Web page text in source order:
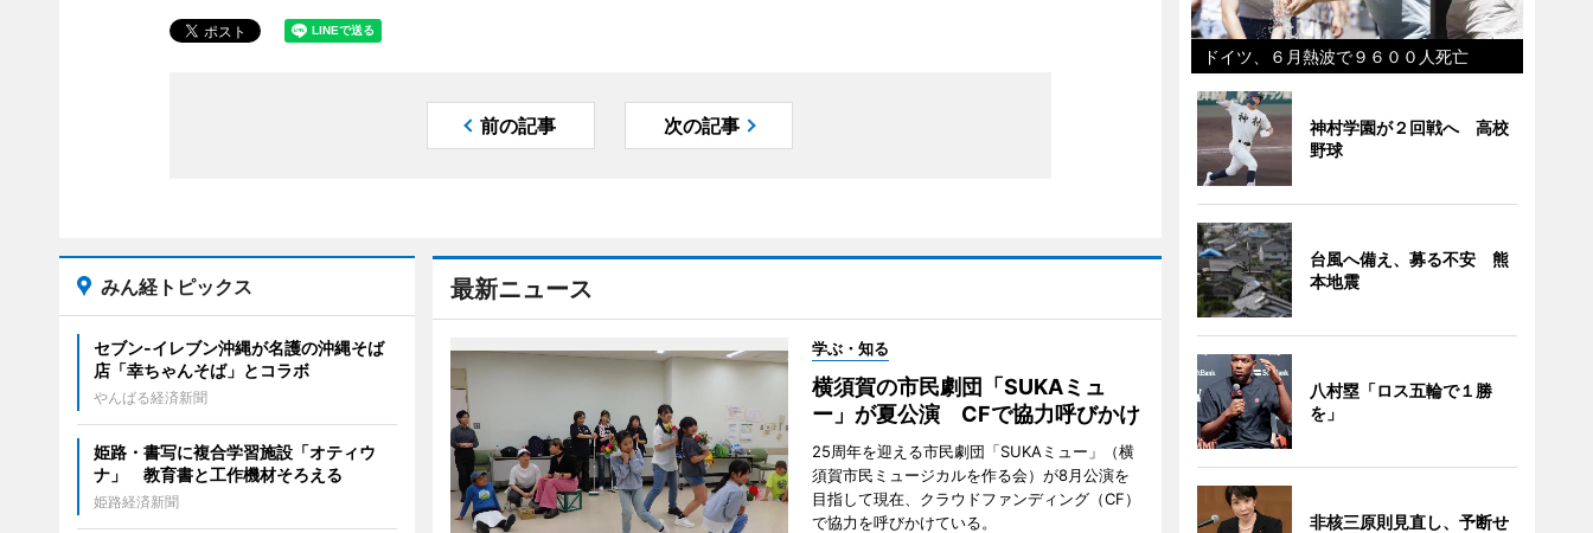
前の記事 次の記事
最新ニュース
学ぶ・知る
横須賀の市民劇団「SUKAミュ
ー」が夏公演 CFで協力呼びかけ
25周年を迎える市民劇団「SUKAミュー」（横
須賀市民ミュージカルを作る会）が8月公演を
目指して現在、クラウドファンディング（CF）
で協力を呼びかけている。
みん経トピックス
セブン‐イレブン沖縄が名護の沖縄そば
店「幸ちゃんそば」とコラボ
やんばる経済新聞
姫路・書写に複合学習施設「オティウ
ナ」 教育書と工作機材そろえる
姫路経済新聞
ドイツ、６月熱波で９６００人死亡
神村学園が２回戦へ 高校
野球
台風へ備え、募る不安 熊
本地震
八村塁「ロス五輪で１勝
を」
非核三原則見直し、予断せ